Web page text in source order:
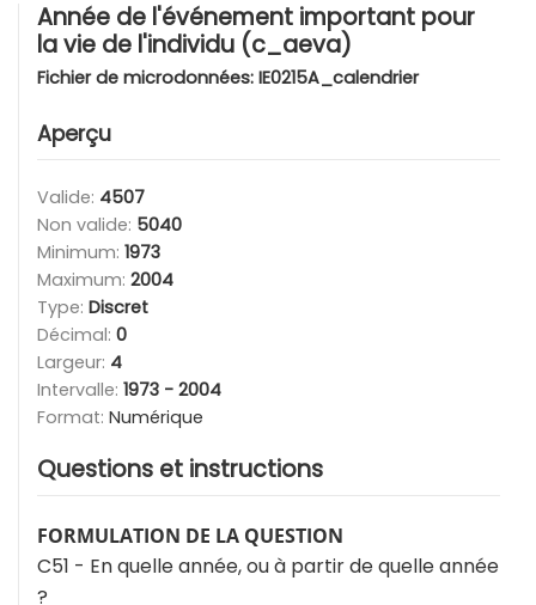
Année de l'événement important pour
la vie de l'individu (c_aeva)
Fichier de microdonnées: IE0215A_calendrier
Aperçu
Valide: 4507
Non valide: 5040
Minimum: 1973
Maximum: 2004
Type: Discret
Décimal: 0
Largeur: 4
Intervalle: 1973 - 2004
Format: Numérique
Questions et instructions
FORMULATION DE LA QUESTION
C51 - En quelle année, ou à partir de quelle année
?